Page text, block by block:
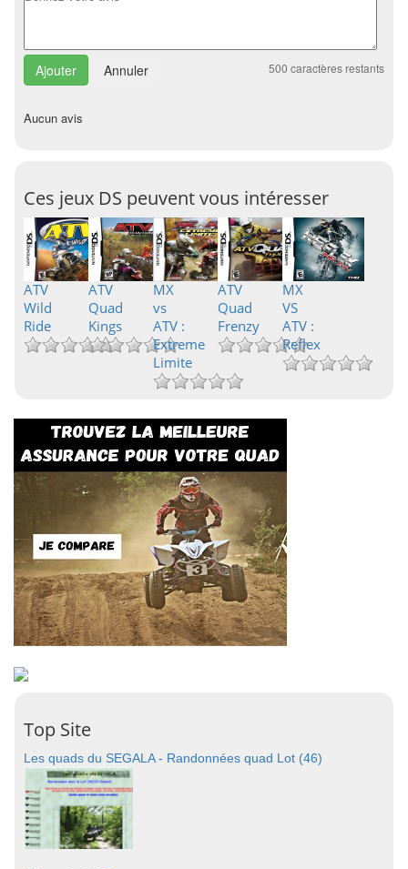
Annuler 500 caractères restants
Aucun avis
Ces jeux DS peuvent vous intéresser
ATV
Wild
Ride
ATV
Quad
Kings
MX
vs
ATV :
Extreme
Limite
ATV
Quad
Frenzy
MX
VS
ATV :
Reflex
Top Site
Les quads du SEGALA - Randonnées quad Lot (46)